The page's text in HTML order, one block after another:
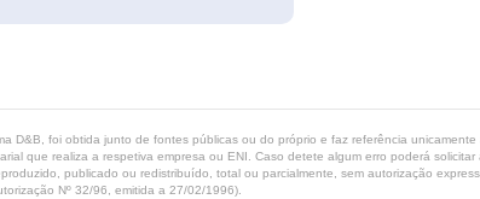
D&B, foi obtida junto de fontes públicas ou do próprio e faz referência
que realiza a respetiva empresa ou ENI. Caso detete algum erro poderá
publicado ou redistribuído, total ou parcialmente, sem autorização
Nº 32/96, emitida a 27/02/1996).